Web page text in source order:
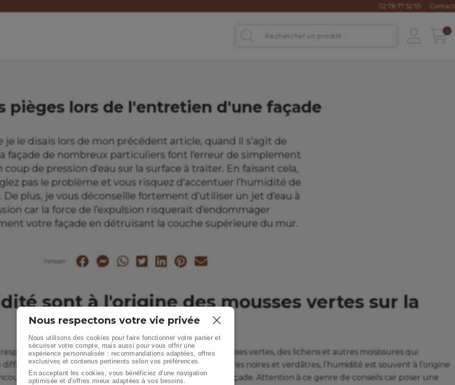
02 78 77 52 55 Contact
pièges lors de l'entretien d'une façade
je le disais lors de mon précédent article, quand il s’agit de
façade de nombreux particuliers font l’erreur de simplement
coup de pression d’eau sur la surface à traiter. En faisant cela,
pas le problème et vous risquez d’accentuer l’humidité de
plus, je vous déconseille fortement d’utiliser un jet d’eau à
car la force de l’expulsion risquerait d’endommager
votre façade en détruisant la couche supérieure du mur.
Partager :
sont à l'origine des mousses vertes sur la
de la prolifération des champignons, des mousses vertes, des lichens et autres moisissures qui
traitements pour vous débarrasser de ces salissures noires et verdâtres, l’humidité est souvent à l’origine
à appliquer un enduit étanche sur le mur de façade. Attention à ce genre de conseils car poser une
Nous respectons votre vie privée
Nous utilisons des cookies pour faire fonctionner votre panier et
sécuriser votre compte, mais aussi pour vous offrir une
expérience personnalisée : recommandations adaptées, offres
exclusives et contenus pertinents selon vos préférences.
En acceptant les cookies, vous bénéficiez d’une navigation
optimisée et d’offres mieux adaptées à vos besoins.